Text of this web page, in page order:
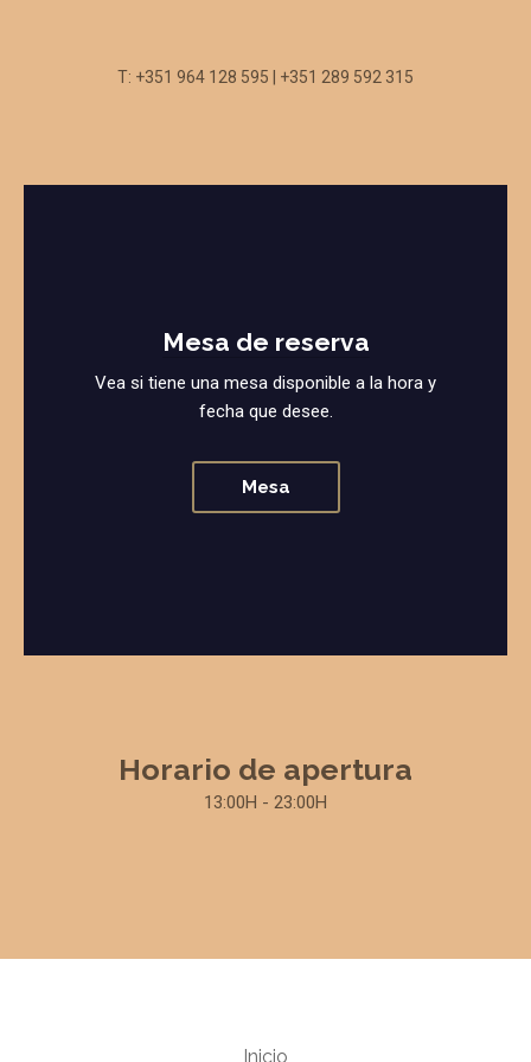
T: +351 964 128 595 | +351 289 592 315
Mesa de reserva
Vea si tiene una mesa disponible a la hora y
fecha que desee.
Mesa
Horario de apertura
13:00H - 23:00H
Inicio